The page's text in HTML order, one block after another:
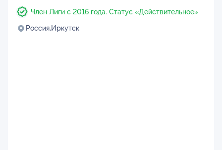
Член Лиги с 2016 года. Статус «Действительное»
Россия,Иркутск